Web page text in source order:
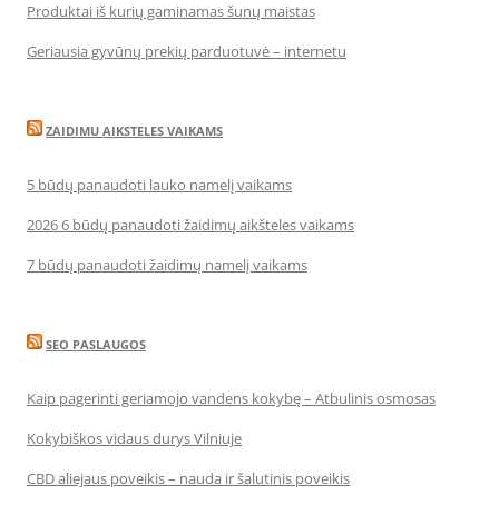
Produktai iš kurių gaminamas šunų maistas
Geriausia gyvūnų prekių parduotuvė – internetu
ZAIDIMU AIKSTELES VAIKAMS
5 būdų panaudoti lauko namelį vaikams
2026 6 būdų panaudoti žaidimų aikšteles vaikams
7 būdų panaudoti žaidimų namelį vaikams
SEO PASLAUGOS
Kaip pagerinti geriamojo vandens kokybę – Atbulinis osmosas
Kokybiškos vidaus durys Vilniuje
CBD aliejaus poveikis – nauda ir šalutinis poveikis